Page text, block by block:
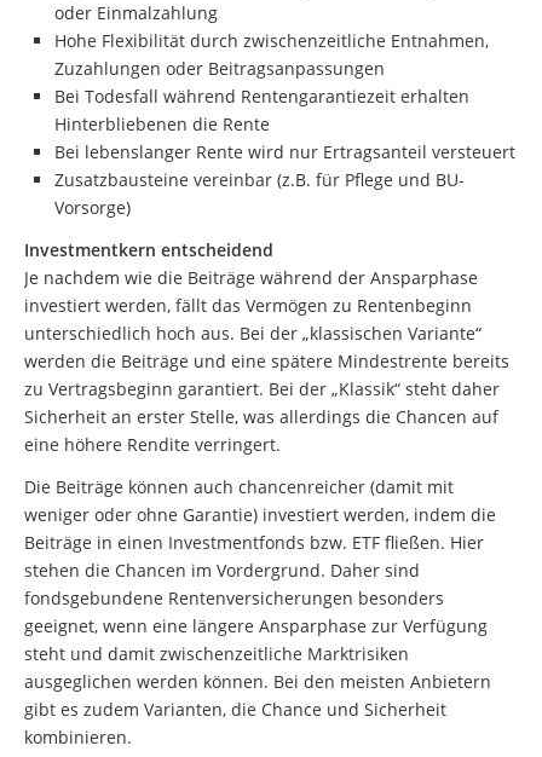
oder Einmalzahlung
Hohe Flexibilität durch zwischenzeitliche Entnahmen,
Zuzahlungen oder Beitragsanpassungen
Bei Todesfall während Rentengarantiezeit erhalten
Hinterbliebenen die Rente
Bei lebenslanger Rente wird nur Ertragsanteil versteuert
Zusatzbausteine vereinbar (z.B. für Pflege und BU-
Vorsorge)
Investmentkern entscheidend
Je nachdem wie die Beiträge während der Ansparphase
investiert werden, fällt das Vermögen zu Rentenbeginn
unterschiedlich hoch aus. Bei der „klassischen Variante“
werden die Beiträge und eine spätere Mindestrente bereits
zu Vertragsbeginn garantiert. Bei der „Klassik“ steht daher
Sicherheit an erster Stelle, was allerdings die Chancen auf
eine höhere Rendite verringert.
Die Beiträge können auch chancenreicher (damit mit
weniger oder ohne Garantie) investiert werden, indem die
Beiträge in einen Investmentfonds bzw. ETF fließen. Hier
stehen die Chancen im Vordergrund. Daher sind
fondsgebundene Rentenversicherungen besonders
geeignet, wenn eine längere Ansparphase zur Verfügung
steht und damit zwischenzeitliche Marktrisiken
ausgeglichen werden können. Bei den meisten Anbietern
gibt es zudem Varianten, die Chance und Sicherheit
kombinieren.